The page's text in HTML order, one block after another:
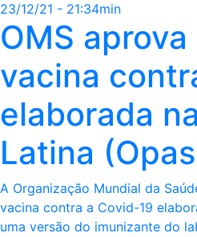
23/12/21 - 21:34min
OMS
vacina
elaborada
Latina
A Organização Mundial da
vacina contra a Covid-19
uma versão do imunizante do